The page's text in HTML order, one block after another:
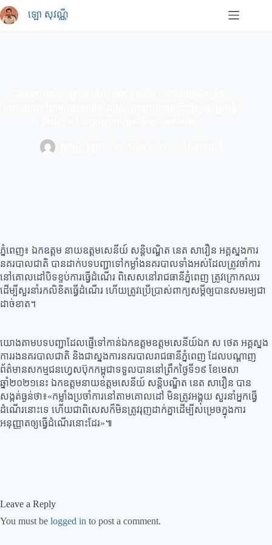
Skip
to
content
ឡោ សុវណ្ណី
ភ្នំពេញ៖ ឯកឧត្តម នាយឧត្តមសេនីយ៍ សន្ដិបណ្ឌិត នេត សាវឿន អគ្គស្នងការ
នគរបាលជាតិ បានដាក់បទបញ្ជាទៅកម្លាំងនគរបាលទាំងអស់ដែលត្រូវចាំការ
នៅគោលដៅបិទខ្ទប់ការធ្វើដំណើរ ពិសេសនៅរាជធានីភ្នំពេញ ត្រូវក្រោកឈរ
ដើម្បីសួរនាំរកលិខិតធ្វើដំណើរ ហើយត្រូវប្រើប្រាស់ពាក្យសម្ដីឲ្យបានសមរម្យជា
ដាច់ខាត។
យោងតាមបទបញ្ជាដែលផ្ញើទៅកាន់ឯកឧត្ដមឧត្តមសេនីយ៍ឯក ស ថេត អគ្គស្នង
ការរងនគរបាលជាតិ និងជាស្នងការនគរបាលរាជធានីភ្នំពេញ ដែលបណ្ដាញ
ព័ត៌មានសកម្មជនហ្វេសប៊ុកកម្ពុជាទទួលបាននៅព្រឹកថ្ងៃទី១៩ ខែមេសា
ឆ្នាំ២០២១នេះ ឯកឧត្តមនាយឧត្តមសេនីយ៍ សន្ដិបណ្ឌិត នេត សាវឿន បាន
សង្កត់ធ្ងន់ថា៖«កម្លាំងប្រចាំការនៅតាមគោលដៅ មិនត្រូវអង្គុយ សួរនាំអ្នកធ្វើ
ដំណើរនោះទេ ហើយជាពិសេសក៏មិនត្រូវរុញដាក់គ្នាដើម្បីសម្រេចក្នុងការ
អនុញ្ញាតឲ្យធ្វើដំណើរនោះដែរ»៕
Leave a Reply
You must be logged in to post a comment.